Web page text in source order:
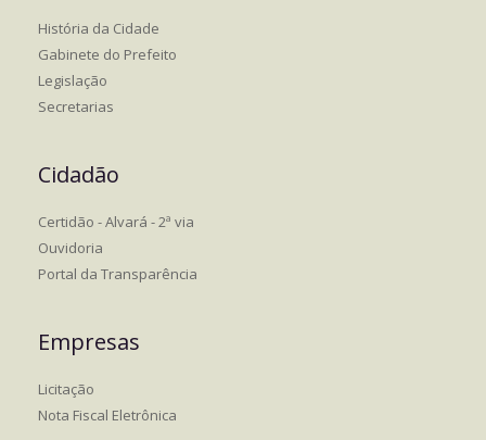
História da Cidade
Gabinete do Prefeito
Legislação
Secretarias
Cidadão
Certidão - Alvará - 2ª via
Ouvidoria
Portal da Transparência
Empresas
Licitação
Nota Fiscal Eletrônica